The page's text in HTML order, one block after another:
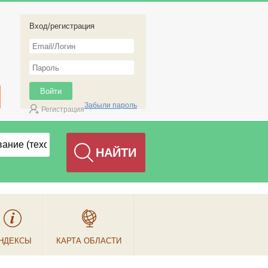
Вход/регистрация
РегистрацияЗабыли пароль
КАРТА ОБЛАСТИ